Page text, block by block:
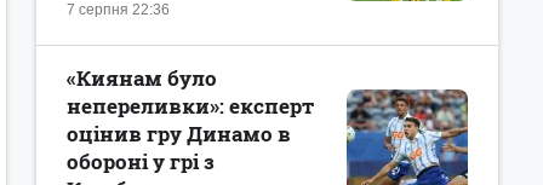
7 серпня 22:36
«Киянам було
непереливки»: експерт
оцінив гру Динамо в
обороні у грі з